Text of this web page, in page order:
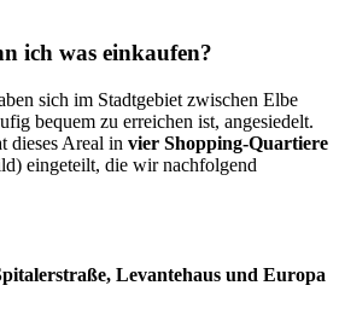
ich was einkaufen?
sich im Stadtgebiet zwischen Elbe
bequem zu erreichen ist, angesiedelt.
dieses Areal in vier Shopping-Quartiere
eingeteilt, die wir nachfolgend
Levantehaus und Europa